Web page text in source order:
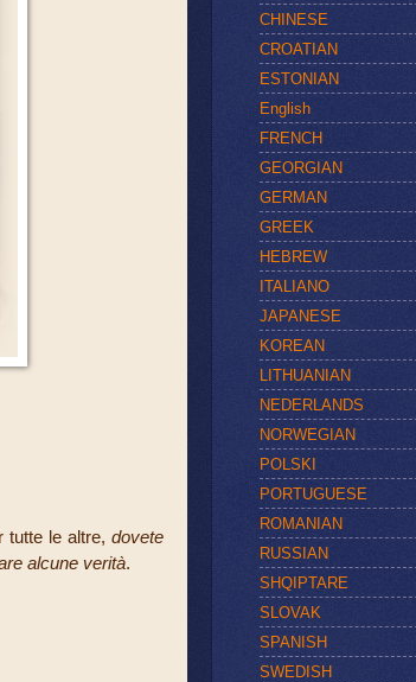
tutte le altre, dovete
alcune verità.
CHINESE
CROATIAN
ESTONIAN
English
FRENCH
GEORGIAN
GERMAN
GREEK
HEBREW
ITALIANO
JAPANESE
KOREAN
LITHUANIAN
NEDERLANDS
NORWEGIAN
POLSKI
PORTUGUESE
ROMANIAN
RUSSIAN
SHQIPTARE
SLOVAK
SPANISH
SWEDISH